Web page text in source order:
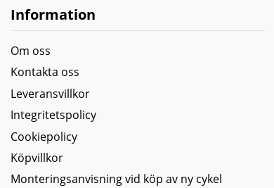
Information
Om oss
Kontakta oss
Leveransvillkor
Integritetspolicy
Cookiepolicy
Köpvillkor
Monteringsanvisning vid köp av ny cykel